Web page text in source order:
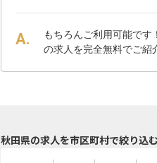
もちろんご利用可能です
の求人を完全無料でご紹
秋田県の求人を市区町村で絞り込む